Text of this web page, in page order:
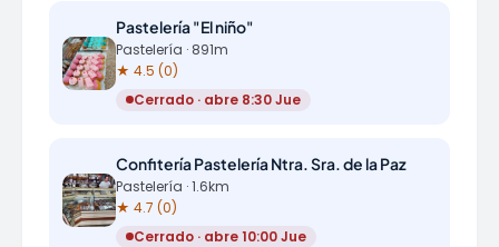
Pastelería "El niño"
Pastelería · 891m
★ 4.5 (0)
Cerrado · abre 8:30 Jue
Confitería Pastelería Ntra. Sra. de la Paz
Pastelería · 1.6km
★ 4.7 (0)
Cerrado · abre 10:00 Jue